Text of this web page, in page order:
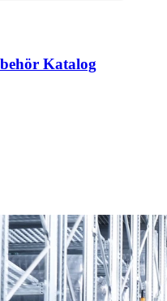
Katalog